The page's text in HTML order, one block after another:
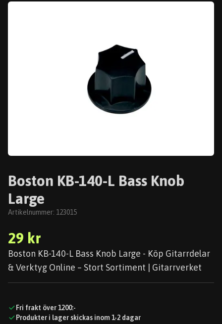
Boston KB-140-L Bass Knob
Large
Artikelnummer: 123015
29 kr
Boston KB-140-L Bass Knob Large - Köp Gitarrdelar
& Verktyg Online – Stort Sortiment | Gitarrverket
Fri frakt över 1200:-
Produkter i lager skickas inom 1-2 dagar